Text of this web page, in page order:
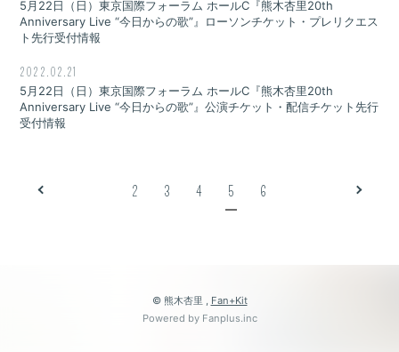
5月22日（日）東京国際フォーラム ホールC『熊木杏里20th
Anniversary Live “今日からの歌”』ローソンチケット・プレリクエス
ト先行受付情報
2022.02.21
5月22日（日）東京国際フォーラム ホールC『熊木杏里20th
Anniversary Live “今日からの歌”』公演チケット・配信チケット先行
受付情報
2 3 4 5 6
© 熊木杏里 , Fan+Kit
Powered by Fanplus.inc